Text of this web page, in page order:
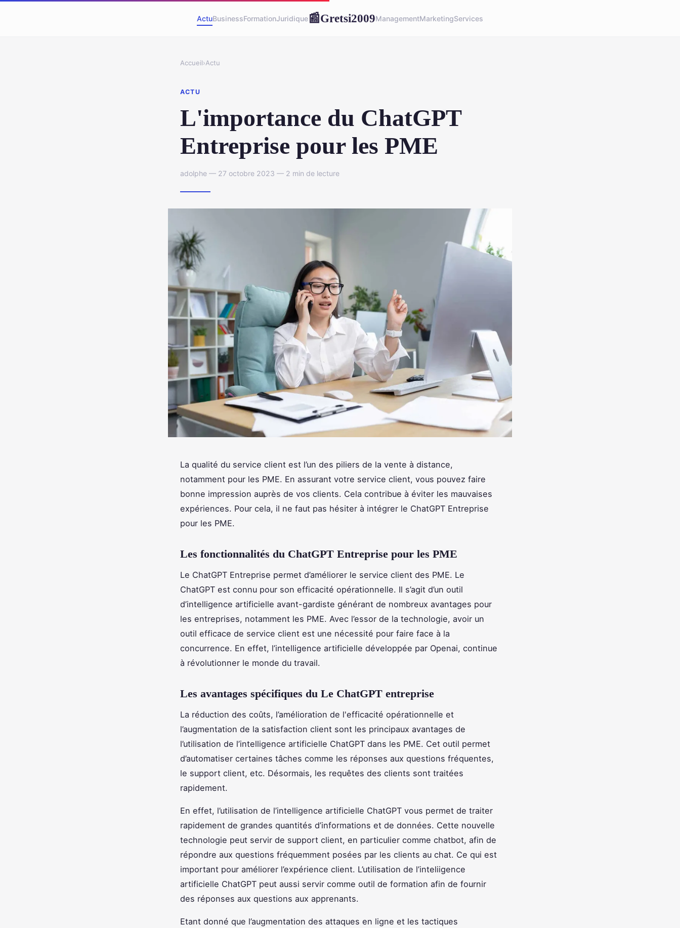
ActuBusinessFormationJuridique📰Gretsi2009ManagementMarketingServices
Accueil›Actu
ACTU
L'importance du ChatGPT
Entreprise pour les PME
adolphe — 27 octobre 2023 — 2 min de lecture
La qualité du service client est l’un des piliers de la vente à distance,
notamment pour les PME. En assurant votre service client, vous pouvez faire
bonne impression auprès de vos clients. Cela contribue à éviter les mauvaises
expériences. Pour cela, il ne faut pas hésiter à intégrer le ChatGPT Entreprise
pour les PME.
Les fonctionnalités du ChatGPT Entreprise pour les PME
Le ChatGPT Entreprise permet d’améliorer le service client des PME. Le
ChatGPT est connu pour son efficacité opérationnelle. Il s’agit d’un outil
d’intelligence artificielle avant-gardiste générant de nombreux avantages pour
les entreprises, notamment les PME. Avec l’essor de la technologie, avoir un
outil efficace de service client est une nécessité pour faire face à la
concurrence. En effet, l’intelligence artificielle développée par Openai, continue
à révolutionner le monde du travail.
Les avantages spécifiques du Le ChatGPT entreprise
La réduction des coûts, l’amélioration de l'efficacité opérationnelle et
l’augmentation de la satisfaction client sont les principaux avantages de
l’utilisation de l’intelligence artificielle ChatGPT dans les PME. Cet outil permet
d’automatiser certaines tâches comme les réponses aux questions fréquentes,
le support client, etc. Désormais, les requêtes des clients sont traitées
rapidement.
En effet, l’utilisation de l’intelligence artificielle ChatGPT vous permet de traiter
rapidement de grandes quantités d’informations et de données. Cette nouvelle
technologie peut servir de support client, en particulier comme chatbot, afin de
répondre aux questions fréquemment posées par les clients au chat. Ce qui est
important pour améliorer l’expérience client. L’utilisation de l’inteliigence
artificielle ChatGPT peut aussi servir comme outil de formation afin de fournir
des réponses aux questions aux apprenants.
Etant donné que l’augmentation des attaques en ligne et les tactiques